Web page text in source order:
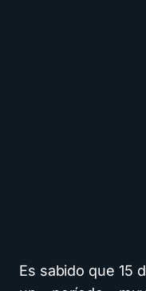
Es sabido que 15